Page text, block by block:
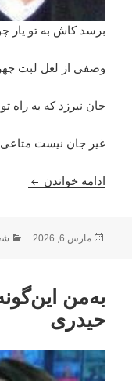
برسد کاش به تو یار
وصفی از لعل لبت
جان نیرزد که به راه
غیر جان نیست متاعی
ادامه خواندن بوی
ارسال
مارس 6, 2026
به‌من
حیدری